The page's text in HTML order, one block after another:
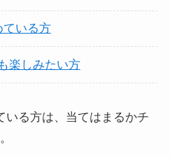
ている方
楽しみたい方
いる方は、当てはまるかチ